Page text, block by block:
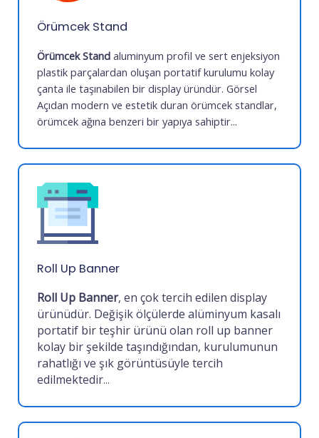
Örümcek Stand
Örümcek Stand aluminyum profil ve sert enjeksiyon
plastik parçalardan oluşan portatif kurulumu kolay
çanta ile taşınabilen bir display üründür. Görsel
Açıdan modern ve estetik duran örümcek standlar,
örümcek ağına benzeri bir yapıya sahiptir...
Roll Up Banner
Roll Up Banner, en çok tercih edilen display
ürünüdür. Değişik ölçülerde alüminyum kasalı
portatif bir teşhir ürünü olan roll up banner
kolay bir şekilde taşındığından, kurulumunun
rahatlığı ve şık görüntüsüyle tercih
edilmektedir...